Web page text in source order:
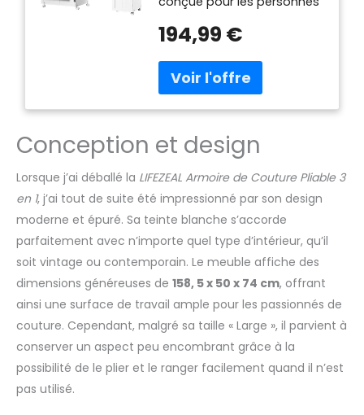
de Repassage 6
Roues, 3 Étagères,
Large Étage, 158,5 x 50
x 74 cm (Blanc, L)
machine à coudre. Les
supporter jusqu'à 30 kg et
les 3 étagères verticales
peut contenir jusqu'à 10 kg.
Le fil, les ciseaux et les
boutons peuvent être
l'intérieur de l'armoire.
【PLATEAU PLIABLE】Le
plateau de la machine à
coudre peut être plié. La
conception pliante permet
de placer la table de la
machine à coudre de
manière compacte.
L'armoire pliante mesure
985x50x75cm. 【ARMOIRE
MOBILE À ROULETTES】 La
194,99 €
Conception et design
Lorsque j’ai déballé la LIFEZEAL Armoire de Couture Pliable 3
en 1, j’ai tout de suite été impressionné par son design
moderne et épuré. Sa teinte blanche s’accorde
parfaitement avec n’importe quel type d’intérieur, qu’il
soit vintage ou contemporain. Le meuble affiche des
dimensions généreuses de 158, 5 x 50 x 74 cm, offrant
ainsi une surface de travail ample pour les passionnés de
couture. Cependant, malgré sa taille « Large », il parvient à
conserver un aspect peu encombrant grâce à la
possibilité de le plier et le ranger facilement quand il n’est
pas utilisé.